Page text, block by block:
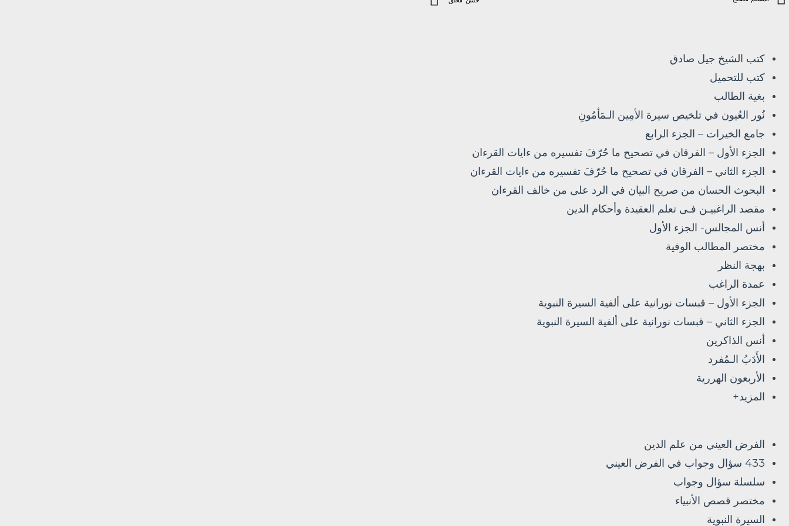
كتب الشيخ جيل صادق
كتب للتحميل
بغية الطالب
نُور العُيون في تلخيص سيرة الأمِين الـمَأمُونِ
جامع الخيرات – الجزء الرابع
الجزء الأول – الفرقان في تصحيح ما حُرّفَ تفسيره من ءايات القرءان
الجزء الثاني – الفرقان في تصحيح ما حُرّفَ تفسيره من ءايات القرءان
البحوث الحسان من صريح البيان في الرد على من خالف القرءان
مقصد الراغبيـن فـى تعلم العقيدة وأحكام الدين
أنس المجالس- الجزء الأول
مختصر المطالب الوفية
بهجة النظر
عمدة الراغب
الجزء الأول – قبسات نورانية على ألفية السيرة النبوية
الجزء الثاني – قبسات نورانية على ألفية السيرة النبوية
أنس الذاكرين
الأَدَبُ الـمُفرد
الأربعون الهررية
المزيد+
الفرض العيني من علم الدين
433 سؤال وجواب في الفرض العيني
سلسلة سؤال وجواب
مختصر قصص الأنبياء
السيرة النبوية